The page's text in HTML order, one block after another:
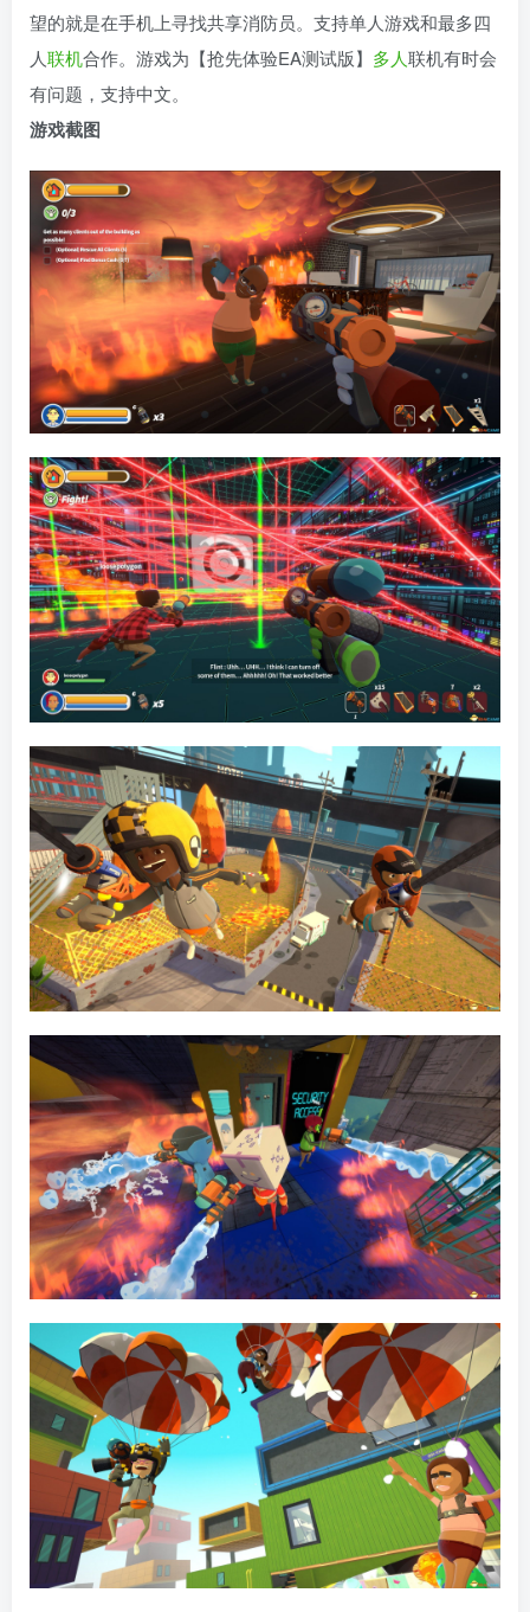
望的就是在手机上寻找共享消防员。支持单人游戏和最多四
人联机合作。游戏为【抢先体验EA测试版】 多人联机有时会
有问题，支持中文。
游戏截图